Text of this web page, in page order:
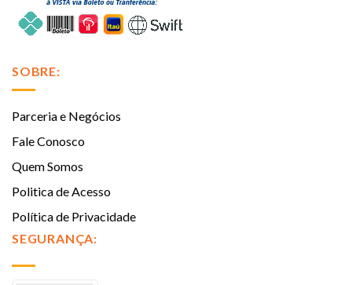
SOBRE:
Parceria e Negócios
Fale Conosco
Quem Somos
Politica de Acesso
Política de Privacidade
SEGURANÇA: